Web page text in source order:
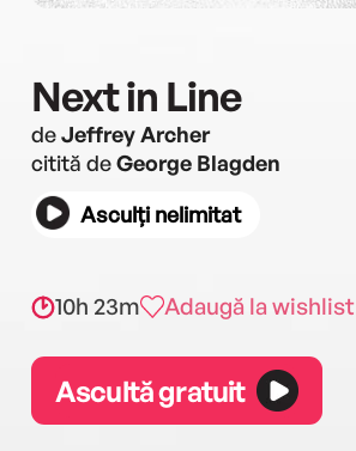
Next in Line
deJeffrey Archer
citită deGeorge Blagden
Asculți nelimitat
10h 23m Adaugă la wishlist
Ascultă gratuit